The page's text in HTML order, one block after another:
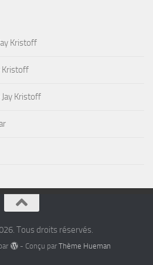
Kristoff
Kristoff
Kristoff
Tous droits réservés.
- Conçu par Thème Hueman